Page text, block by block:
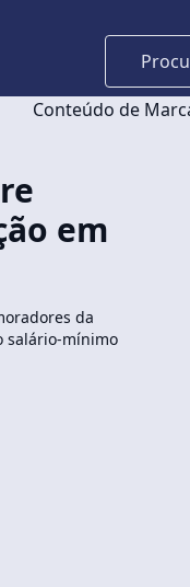
Conteúdo de
em
da
salário-mínimo